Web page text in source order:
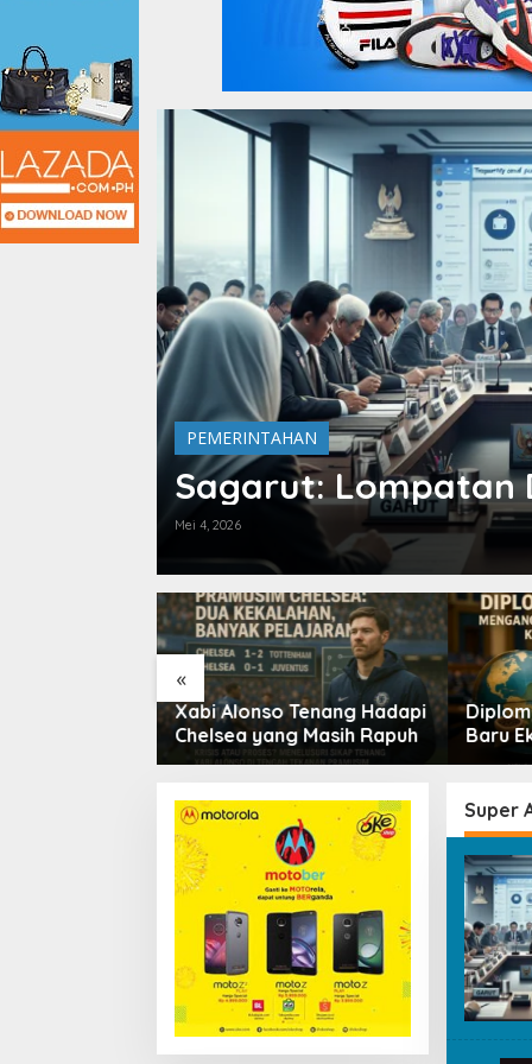
PEMERINTAHAN
Sagarut: Lompatan
Mei 4, 2026
«
Diplomasi Parlemen: Jalan
Baru Ekspor Garut
Akhir
Baru?
Super